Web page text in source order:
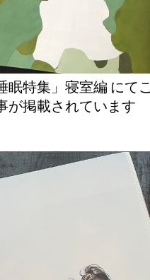
眠特集」寝室編 にて
が掲載されています